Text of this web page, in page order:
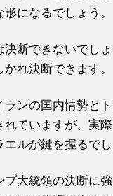
になるでしょう。
決断できないでし
れ決断できます。
ランの国内情勢と
れていますが、実
ルが鍵を握るでし
プ大統領の決断に